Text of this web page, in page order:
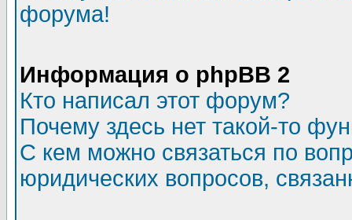
форума!
Информация о phpBB 2
Кто написал этот форум?
Почему здесь нет такой-то
С кем можно связаться по
юридических вопросов,